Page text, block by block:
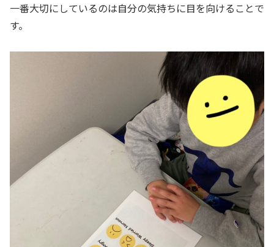
一番大切にしているのは自分の気持ちに目を向けることで
す。